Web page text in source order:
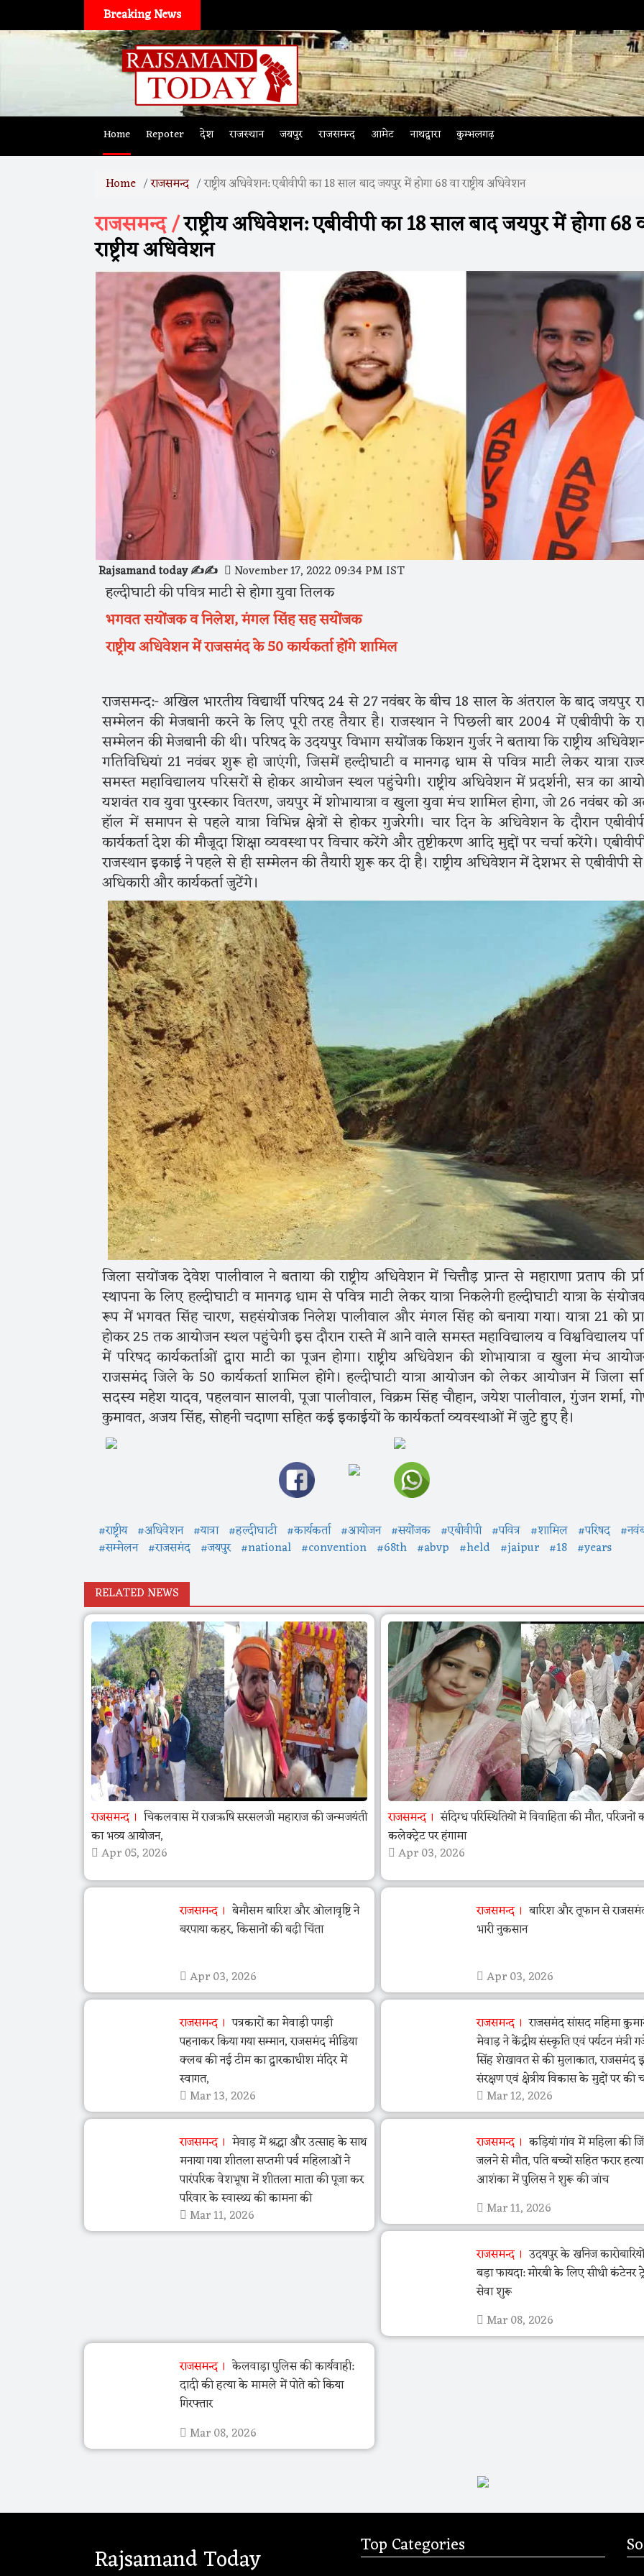
Breaking News
Home Repoter देश राजस्थान जयपुर राजसमन्द आमेट नाथद्वारा कुम्भलगढ़
Home राजसमन्द राष्ट्रीय अधिवेशन: एबीवीपी का 18 साल बाद जयपुर में हाेगा 68 वा राष्ट्रीय अधिवेशन
राजसमन्द /राष्ट्रीय अधिवेशन: एबीवीपी का 18 साल बाद जयपुर में हाेगा 68
राष्ट्रीय अधिवेशन
Rajsamand today ✍️✍️ November 17, 2022 09:34 PM IST
हल्दीघाटी की पवित्र माटी से होगा युवा तिलक
भगवत सयोंजक व निलेश, मंगल सिंह सह सयोंजक
राष्ट्रीय अधिवेशन में राजसमंद के 50 कार्यकर्ता होंगे शामिल
राजसमन्द:- अखिल भारतीय विद्यार्थी परिषद 24 से 27 नवंबर के बीच 18 साल के अंतराल के बाद जयपुर
सम्मेलन की मेजबानी करने के लिए पूरी तरह तैयार है। राजस्थान ने पिछली बार 2004 में एबीवीपी के
सम्मेलन की मेजबानी की थी। परिषद के उदयपुर विभाग सयोंजक किशन गुर्जर ने बताया कि राष्ट्रीय
गतिविधियां 21 नवंबर शुरू हो जाएंगी, जिसमें हल्दीघाटी व मानगढ़ धाम से पवित्र माटी लेकर यात्रा
समस्त महाविद्यालय परिसरों से होकर आयोजन स्थल पहुंचेगी। राष्ट्रीय अधिवेशन में प्रदर्शनी, सत्र का
यशवंत राव युवा पुरस्कार वितरण, जयपुर में शोभायात्रा व खुला युवा मंच शामिल होगा, जो 26 नवंबर को
हॉल में समापन से पहले यात्रा विभिन्न क्षेत्रों से होकर गुजरेगी। चार दिन के अधिवेशन के दौरान
कार्यकर्ता देश की मौजूदा शिक्षा व्यवस्था पर विचार करेंगे और तुष्टीकरण आदि मुद्दों पर चर्चा करेंगे।
राजस्थान इकाई ने पहले से ही सम्मेलन की तैयारी शुरू कर दी है। राष्ट्रीय अधिवेशन में देशभर से एबीवीपी
अधिकारी और कार्यकर्ता जुटेंगे।
जिला सयोंजक देवेश पालीवाल ने बताया की राष्ट्रीय अधिवेशन में चित्तौड़ प्रान्त से महाराणा प्रताप की
स्थापना के लिए हल्दीघाटी व मानगढ़ धाम से पवित्र माटी लेकर यात्रा निकलेगी हल्दीघाटी यात्रा के
रूप में भगवत सिंह चारण, सहसंयोजक निलेश पालीवाल और मंगल सिंह को बनाया गया। यात्रा 21 को
होकर 25 तक आयोजन स्थल पहुंचेगी इस दौरान रास्ते में आने वाले समस्त महाविद्यालय व विश्वविद्यालय
में परिषद कार्यकर्ताओं द्वारा माटी का पूजन होगा। राष्ट्रीय अधिवेशन की शोभायात्रा व खुला मंच
राजसमंद जिले के 50 कार्यकर्ता शामिल होंगे। हल्दीघाटी यात्रा आयोजन को लेकर आयोजन में जिला
सदस्य महेश यादव, पहलवान सालवी, पूजा पालीवाल, विक्रम सिंह चौहान, जयेश पालीवाल, गुंजन शर्मा,
कुमावत, अजय सिंह, सोहनी चदाणा सहित कई इकाईयों के कार्यकर्ता व्यवस्थाओं में जुटे हुए है।
#राष्ट्रीय #अधिवेशन #यात्रा #हल्दीघाटी #कार्यकर्ता #आयोजन #सयोंजक #एबीवीपी #पवित्र #शामिल #परिषद
#सम्मेलन #राजसमंद #जयपुर #national #convention #68th #abvp #held #jaipur #18 #years
RELATED NEWS
राजसमन्द
चिकलवास में राजऋषि सरसलजी महाराज की जन्मजयंती
का भव्य आयोजन,
Apr 05, 2026
राजसमन्द
संदिग्ध परिस्थितियों में विवाहिता की मौत, परिजनों
कलेक्ट्रेट पर हंगामा
Apr 03, 2026
राजसमन्द
बेमौसम बारिश और ओलावृष्टि ने
बरपाया कहर, किसानों की बढ़ी चिंता
Apr 03, 2026
राजसमन्द
बारिश और तूफान से
भारी नुकसान
Apr 03, 2026
राजसमन्द
पत्रकारों का मेवाड़ी पगड़ी
पहनाकर किया गया सम्मान, राजसमंद मीडिया
क्लब की नई टीम का द्वारकाधीश मंदिर में
स्वागत,
Mar 13, 2026
राजसमन्द
राजसमंद सांसद महिमा
मेवाड़ ने केंद्रीय संस्कृति एवं पर्यटन मंत्री
सिंह शेखावत से की मुलाकात, राजसमंद
संरक्षण एवं क्षेत्रीय विकास के मुद्दों पर की
Mar 12, 2026
राजसमन्द
मेवाड़ में श्रद्धा और उत्साह के साथ
मनाया गया शीतला सप्तमी पर्व महिलाओं ने
पारंपरिक वेशभूषा में शीतला माता की पूजा कर
परिवार के स्वास्थ्य की कामना की
Mar 11, 2026
राजसमन्द
कड़ियां गांव में महिला की
जलने से मौत, पति बच्चों सहित फरार
आशंका में पुलिस ने शुरू की जांच
Mar 11, 2026
राजसमन्द
उदयपुर के खनिज
बड़ा फायदा: मोरबी के लिए सीधी कंटेनर
सेवा शुरू
Mar 08, 2026
राजसमन्द
केलवाड़ा पुलिस की कार्यवाही:
दादी की हत्या के मामले में पोते को किया
गिरफ्तार
Mar 08, 2026
Rajsamand Today Top Categories